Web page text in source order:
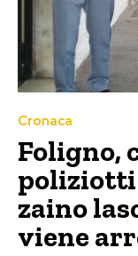
Cronaca
Foligno,
poliziotti
zaino
viene